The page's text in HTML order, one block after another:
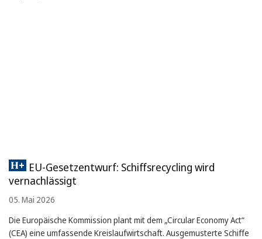
EU-Gesetzentwurf: Schiffsrecycling wird
vernachlässigt
05. Mai 2026
Die Europäische Kommission plant mit dem „Circular Economy Act“
(CEA) eine umfassende Kreislaufwirtschaft. Ausgemusterte Schiffe